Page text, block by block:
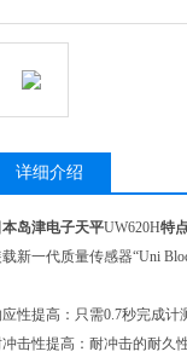
详细介绍
本岛津电子天平UW620H特
新一代质量传感器“Uni
性提高：只需0.7秒完成计
冲击性提高：耐冲击的耐久